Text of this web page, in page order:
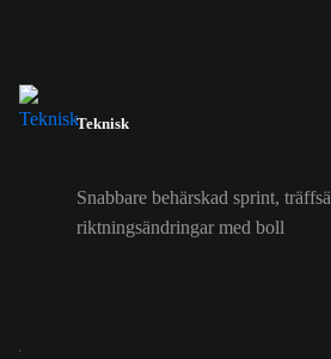
Teknisk
Snabbare behärskad sprint,
riktningsändringar med boll